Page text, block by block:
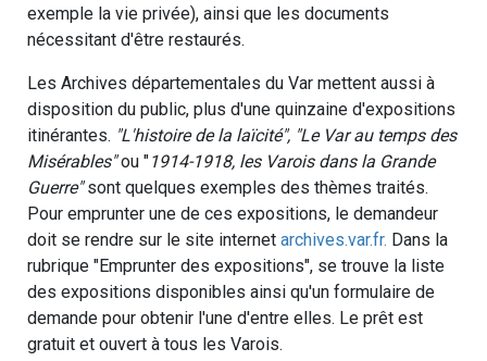
exemple la vie privée), ainsi que les documents
nécessitant d'être restaurés.
Les Archives départementales du Var mettent aussi à
disposition du public, plus d'une quinzaine d'expositions
itinérantes. "L'histoire de la laïcité", "Le Var au temps des
Misérables"ou "1914-1918, les Varois dans la Grande
Guerre"sont quelques exemples des thèmes traités.
Pour emprunter une de ces expositions, le demandeur
doit se rendre sur le site internet archives.var.fr. Dans la
rubrique "Emprunter des expositions", se trouve la liste
des expositions disponibles ainsi qu'un formulaire de
demande pour obtenir l'une d'entre elles. Le prêt est
gratuit et ouvert à tous les Varois.